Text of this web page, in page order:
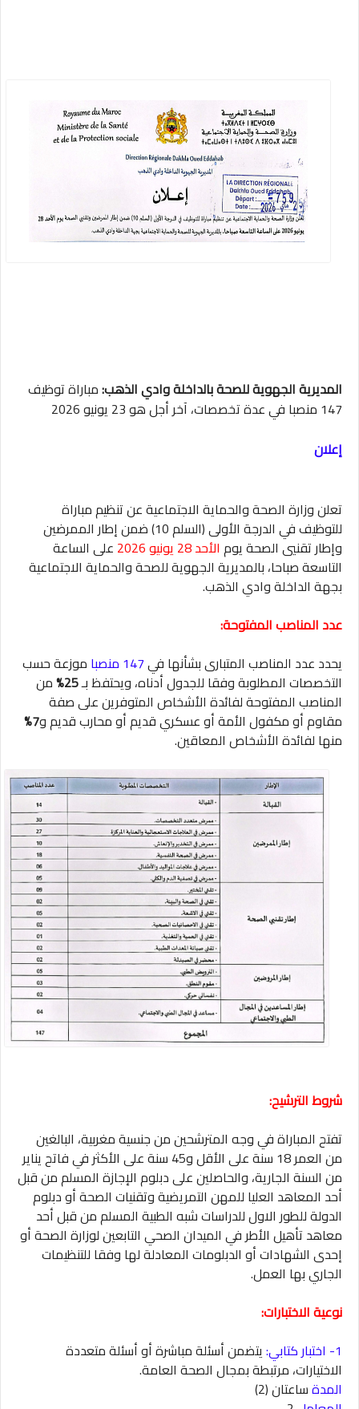
المديرية الجهوية للصحة بالداخلة وادي الذهب:مباراة توظيف
147 منصبا في عدة تخصصات، آخر أجل هو 23 يونيو 2026
إعلان
تعلن وزارة الصحة والحماية الاجتماعية عن تنظيم مباراة
للتوظيف في الدرجة الأولى (السلم 10) ضمن إطار الممرضين
وإطار تقنيي الصحة يوم الأحد 28 يونيو 2026
على الساعة
التاسعة صباحا، بالمديرية الجهوية للصحة والحماية الاجتماعية
بجهة الداخلة وادي الذهب.
عدد المناصب المفتوحة:
يحدد عدد المناصب المتبارى بشأنها في
موزعة حسب
التخصصات المطلوبة وفقا للجدول أدناه، ويحتفظ بـ25% من
المناصب المفتوحة لفائدة الأشخاص المتوفرين على صفة
مقاوم أو مكفول الأمة أو عسكري قديم أو محارب قديم و7%
منها لفائدة الأشخاص المعاقين.
شروط الترشيح:
تفتح المباراة في وجه المترشحين من جنسية مغربية، البالغين
من العمر 18 سنة على الأقل و45 سنة على الأكثر في فاتح يناير
من السنة الجارية، والحاصلين على دبلوم الإجازة المسلم من قبل
أحد المعاهد العليا للمهن التمريضية وتقنيات الصحة أو دبلوم
الدولة للطور الاول للدراسات شبه الطبية المسلم من قبل أحد
معاهد تأهيل الأطر في الميدان الصحي التابعين لوزارة الصحة أو
إحدى الشهادات أو الدبلومات المعادلة لها وفقا للتنظيمات
الجاري بها العمل.
نوعية الاختبارات:
1- اختبار كتابي:
يتضمن أسئلة مباشرة أو أسئلة متعددة
الاختيارات، مرتبطة بمجال الصحة العامة.
المدةساعتان (2)